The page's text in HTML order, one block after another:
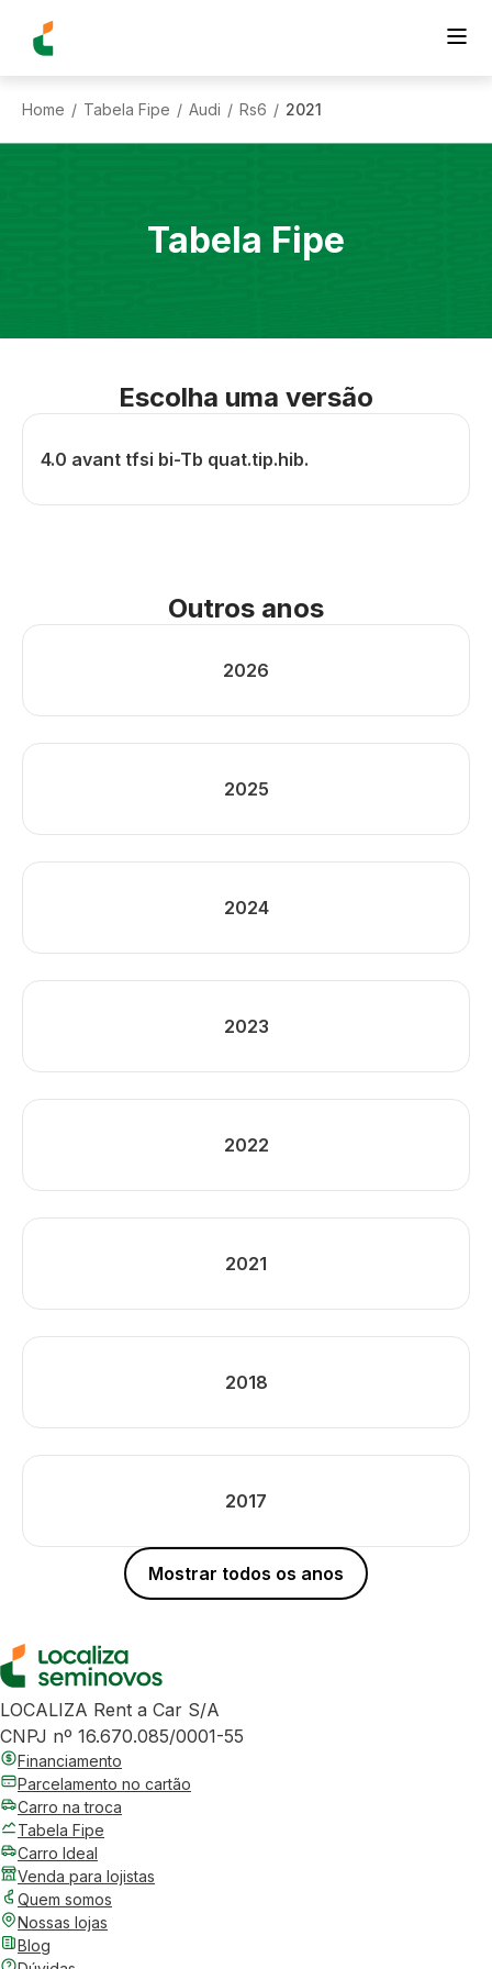
Home / Tabela Fipe / Audi / Rs6 / 2021
Tabela Fipe
Escolha uma versão
4.0 avant tfsi bi-Tb quat.tip.hib.
Outros anos
2026
2025
2024
2023
2022
2021
2018
2017
Mostrar todos os anos
LOCALIZA Rent a Car S/A
CNPJ nº 16.670.085/0001-55
Financiamento
Parcelamento no cartão
Carro na troca
Tabela Fipe
Carro Ideal
Venda para lojistas
Quem somos
Nossas lojas
Blog